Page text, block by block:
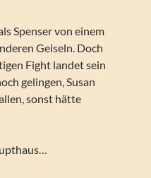
Spenser von einem
Geiseln. Doch
Fight landet sein
gelingen, Susan
sonst hätte